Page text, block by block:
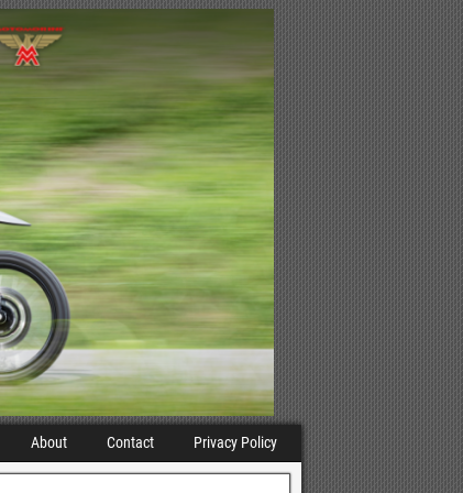
About Contact Privacy Policy